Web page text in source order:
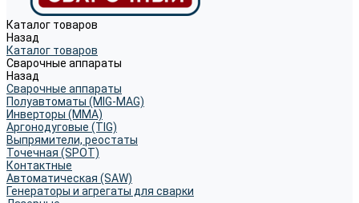
Каталог товаров
Назад
Каталог товаров
Сварочные аппараты
Назад
Сварочные аппараты
Полуавтоматы (MIG-MAG)
Инверторы (MMA)
Аргонодуговые (TIG)
Выпрямители, реостаты
Точечная (SPOT)
Контактные
Автоматическая (SAW)
Генераторы и агрегаты для сварки